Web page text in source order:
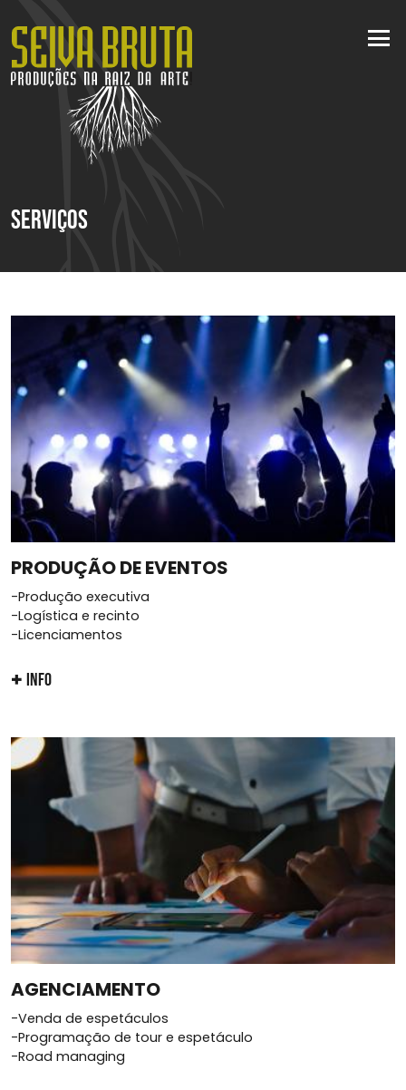
Serviços
PRODUÇÃO DE EVENTOS
-Produção executiva
-Logística e recinto
-Licenciamentos
INFO
AGENCIAMENTO
-Venda de espetáculos
-Programação de tour e espetáculo
-Road managing